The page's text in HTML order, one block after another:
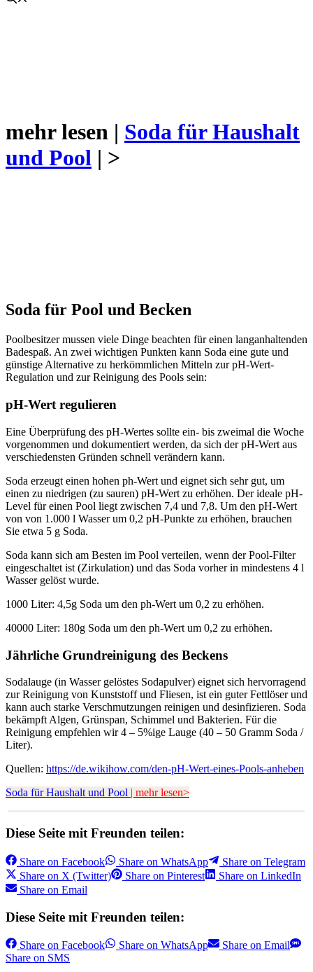
mehr lesen | Soda für Haushalt
und Pool | >
Soda für Pool und Becken
Poolbesitzer mussen viele Dinge beachten für einen langanhaltenden
Badespaß. An zwei wichtigen Punkten kann Soda eine gute und
günstige Alternative zu herkömmlichen Mitteln zur pH-Wert-
Regulation und zur Reinigung des Pools sein:
pH-Wert regulieren
Eine Überprüfung des pH-Wertes sollte ein- bis zweimal die Woche
vorgenommen und dokumentiert werden, da sich der pH-Wert aus
verschiedensten Gründen schnell verändern kann.
Soda erzeugt einen hohen ph-Wert und eignet sich sehr gut, um
einen zu niedrigen (zu sauren) pH-Wert zu erhöhen. Der ideale pH-
Level für einen Pool liegt zwischen 7,4 und 7,8. Um den pH-Wert
von von 1.000 l Wasser um 0,2 pH-Punkte zu erhöhen, brauchen
Sie etwa 5 g Soda.
Soda kann sich am Besten im Pool verteilen, wenn der Pool-Filter
eingeschaltet ist (Zirkulation) und das Soda vorher in mindestens 4 l
Wasser gelöst wurde.
1000 Liter: 4,5g Soda um den ph-Wert um 0,2 zu erhöhen.
40000 Liter: 180g Soda um den ph-Wert um 0,2 zu erhöhen.
Jährliche Grundreinigung des Beckens
Sodalauge (in Wasser gelöstes Sodapulver) eignet sich hervorragend
zur Reinigung von Kunststoff und Fliesen, ist ein guter Fettlöser und
kann auch starke Verschmutzungen reinigen und desinfizieren. Soda
bekämpft Algen, Grünspan, Schimmel und Bakterien. Für die
Reinigung empfehlen wir 4 – 5%ige Lauge (40 – 50 Gramm Soda /
Liter).
Quellen: https://de.wikihow.com/den-pH-Wert-eines-Pools-anheben
Soda für Haushalt und Pool | mehr lesen>
Diese Seite mit Freunden teilen:
Share on Facebook Share on WhatsApp Share on Telegram
Share on X (Twitter) Share on Pinterest Share on LinkedIn
Share on Email
Diese Seite mit Freunden teilen:
Share on Facebook Share on WhatsApp Share on Email
Share on SMS